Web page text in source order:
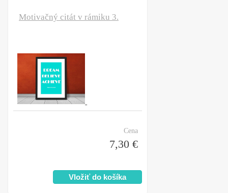
Motivačný citát v rámiku 3.
Cena
7,30 €